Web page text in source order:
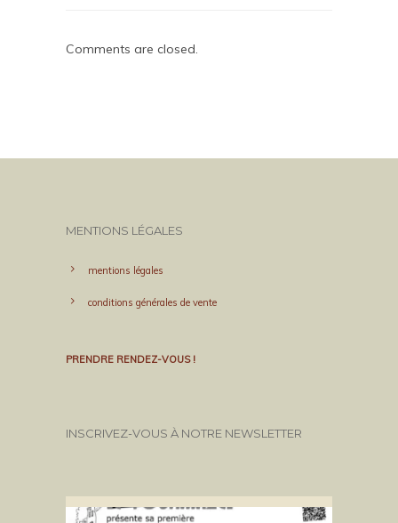
Comments are closed.
MENTIONS LÉGALES
mentions légales
conditions générales de vente
PRENDRE RENDEZ-VOUS !
INSCRIVEZ-VOUS À NOTRE NEWSLETTER